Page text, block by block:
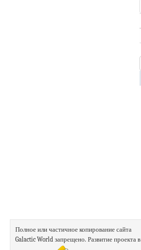
Полное или частичное копирование сайта
Galactic World запрещено. Развитие проекта в